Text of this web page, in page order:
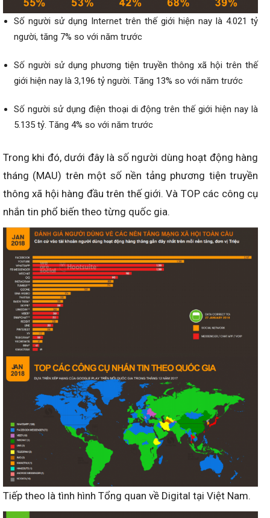
Số người sử dụng Internet trên thế giới hiện nay là 4.021 tỷ
người, tăng 7% so với năm trước
Số người sử dụng phương tiện truyền thông xã hội trên thế
giới hiện nay là 3,196 tỷ người. Tăng 13% so với năm trước
Số người sử dụng điện thoại di động trên thế giới hiện nay là
5.135 tỷ. Tăng 4% so với năm trước
Trong khi đó, dưới đây là số người dùng hoạt động hàng
tháng (MAU) trên một số nền tảng phương tiện truyền
thông xã hội hàng đầu trên thế giới. Và TOP các công cụ
nhắn tin phổ biến theo từng quốc gia.
Tiếp theo là tình hình Tổng quan về Digital tại Việt Nam.